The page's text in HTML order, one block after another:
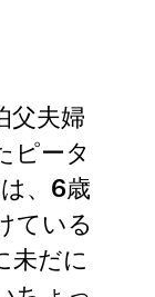
父夫婦
ピータ
、6歳
ている
未だに